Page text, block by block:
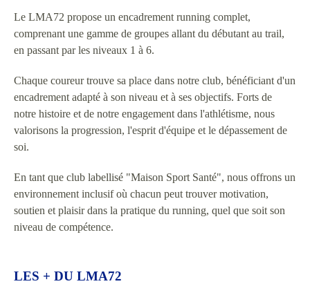
Le LMA72 propose un encadrement running complet,
comprenant une gamme de groupes allant du débutant au trail,
en passant par les niveaux 1 à 6.
Chaque coureur trouve sa place dans notre club, bénéficiant d'un
encadrement adapté à son niveau et à ses objectifs. Forts de
notre histoire et de notre engagement dans l'athlétisme, nous
valorisons la progression, l'esprit d'équipe et le dépassement de
soi.
En tant que club labellisé "Maison Sport Santé", nous offrons un
environnement inclusif où chacun peut trouver motivation,
soutien et plaisir dans la pratique du running, quel que soit son
niveau de compétence.
LES + DU LMA72